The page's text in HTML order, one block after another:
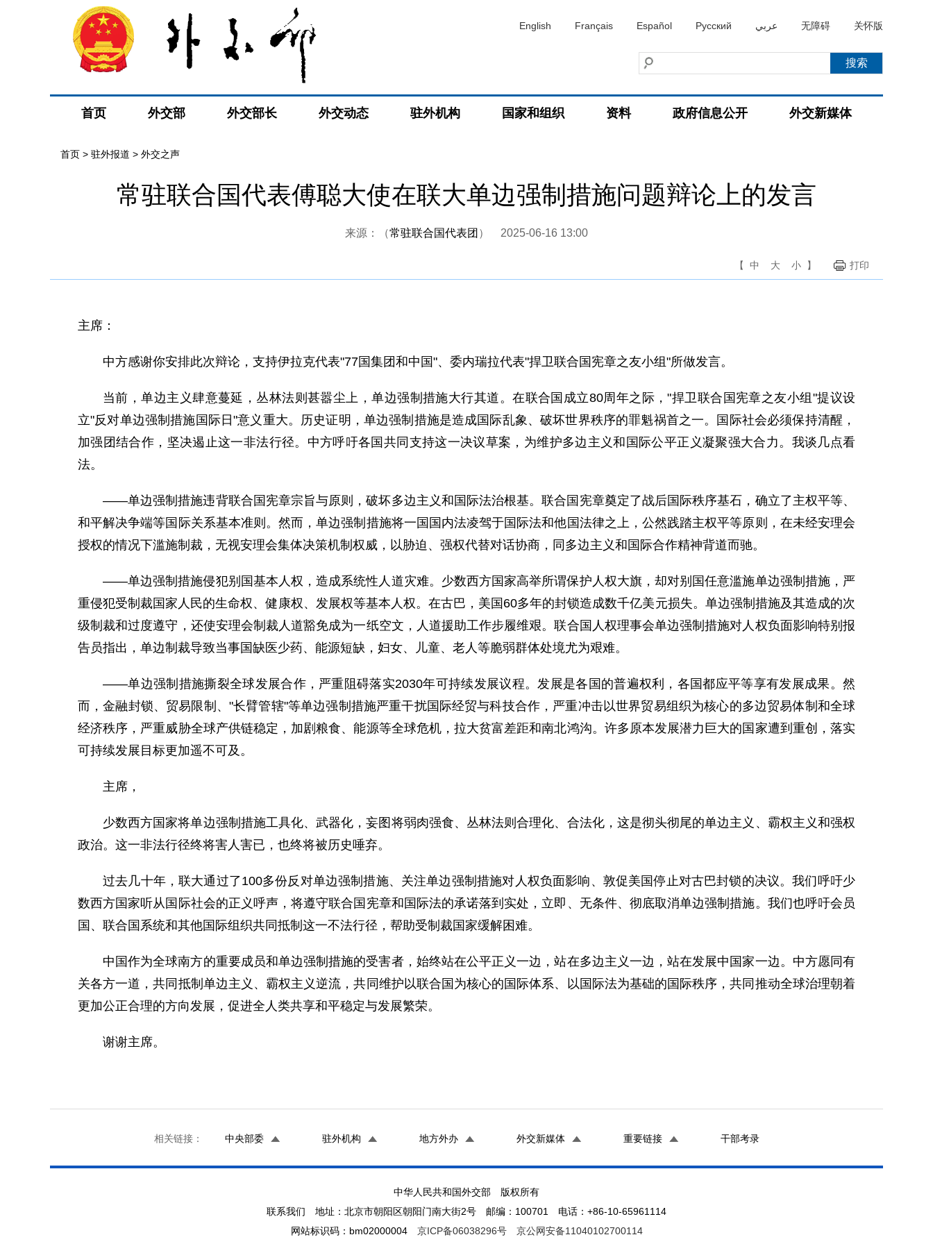
English Français Español Русский عربي 无障碍 关怀版
首页 外交部 外交部长 外交动态 驻外机构 国家和组织 资料 政府信息公开 外交新媒体
首页 > 驻外报道 > 外交之声
常驻联合国代表傅聪大使在联大单边强制措施问题辩论上的发言
来源：（常驻联合国代表团 ） 2025-06-16 13:00
【 中 大 小 】 打印
主席：
中方感谢你安排此次辩论，支持伊拉克代表"77国集团和中国"、委内瑞拉代表"捍卫联合国宪章之友小组"所做发言。
当前，单边主义肆意蔓延，丛林法则甚嚣尘上，单边强制措施大行其道。在联合国成立80周年之际，"捍卫联合国宪章之友小组"提议设
立"反对单边强制措施国际日"意义重大。历史证明，单边强制措施是造成国际乱象、破坏世界秩序的罪魁祸首之一。国际社会必须保持清醒，
加强团结合作，坚决遏止这一非法行径。中方呼吁各国共同支持这一决议草案，为维护多边主义和国际公平正义凝聚强大合力。我谈几点看
法。
——单边强制措施违背联合国宪章宗旨与原则，破坏多边主义和国际法治根基。联合国宪章奠定了战后国际秩序基石，确立了主权平等、
和平解决争端等国际关系基本准则。然而，单边强制措施将一国国内法凌驾于国际法和他国法律之上，公然践踏主权平等原则，在未经安理会
授权的情况下滥施制裁，无视安理会集体决策机制权威，以胁迫、强权代替对话协商，同多边主义和国际合作精神背道而驰。
——单边强制措施侵犯别国基本人权，造成系统性人道灾难。少数西方国家高举所谓保护人权大旗，却对别国任意滥施单边强制措施，严
重侵犯受制裁国家人民的生命权、健康权、发展权等基本人权。在古巴，美国60多年的封锁造成数千亿美元损失。单边强制措施及其造成的次
级制裁和过度遵守，还使安理会制裁人道豁免成为一纸空文，人道援助工作步履维艰。联合国人权理事会单边强制措施对人权负面影响特别报
告员指出，单边制裁导致当事国缺医少药、能源短缺，妇女、儿童、老人等脆弱群体处境尤为艰难。
——单边强制措施撕裂全球发展合作，严重阻碍落实2030年可持续发展议程。发展是各国的普遍权利，各国都应平等享有发展成果。然
而，金融封锁、贸易限制、"长臂管辖"等单边强制措施严重干扰国际经贸与科技合作，严重冲击以世界贸易组织为核心的多边贸易体制和全球
经济秩序，严重威胁全球产供链稳定，加剧粮食、能源等全球危机，拉大贫富差距和南北鸿沟。许多原本发展潜力巨大的国家遭到重创，落实
可持续发展目标更加遥不可及。
主席，
少数西方国家将单边强制措施工具化、武器化，妄图将弱肉强食、丛林法则合理化、合法化，这是彻头彻尾的单边主义、霸权主义和强权
政治。这一非法行径终将害人害已，也终将被历史唾弃。
过去几十年，联大通过了100多份反对单边强制措施、关注单边强制措施对人权负面影响、敦促美国停止对古巴封锁的决议。我们呼吁少
数西方国家听从国际社会的正义呼声，将遵守联合国宪章和国际法的承诺落到实处，立即、无条件、彻底取消单边强制措施。我们也呼吁会员
国、联合国系统和其他国际组织共同抵制这一不法行径，帮助受制裁国家缓解困难。
中国作为全球南方的重要成员和单边强制措施的受害者，始终站在公平正义一边，站在多边主义一边，站在发展中国家一边。中方愿同有
关各方一道，共同抵制单边主义、霸权主义逆流，共同维护以联合国为核心的国际体系、以国际法为基础的国际秩序，共同推动全球治理朝着
更加公正合理的方向发展，促进全人类共享和平稳定与发展繁荣。
谢谢主席。
相关链接： 中央部委 驻外机构 地方外办 外交新媒体 重要链接 干部考录
中华人民共和国外交部 版权所有
联系我们 地址：北京市朝阳区朝阳门南大街2号 邮编：100701 电话：+86-10-65961114
网站标识码：bm02000004 京ICP备06038296号 京公网安备11040102700114